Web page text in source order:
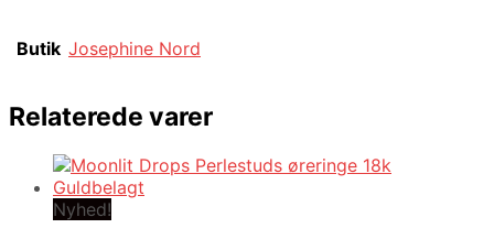
Butik Josephine Nord
Relaterede varer
Nyhed!